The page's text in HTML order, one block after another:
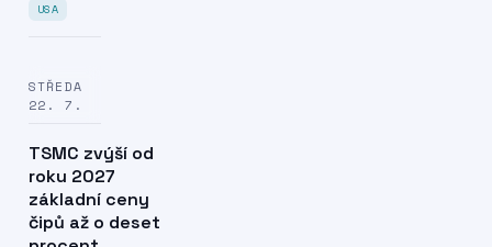
USA
STŘEDA
22. 7.
TSMC zvýší od
roku 2027
základní ceny
čipů až o deset